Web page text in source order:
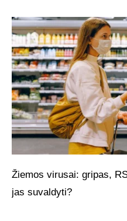
Žiemos virusai: gripas,
jas suvaldyti?